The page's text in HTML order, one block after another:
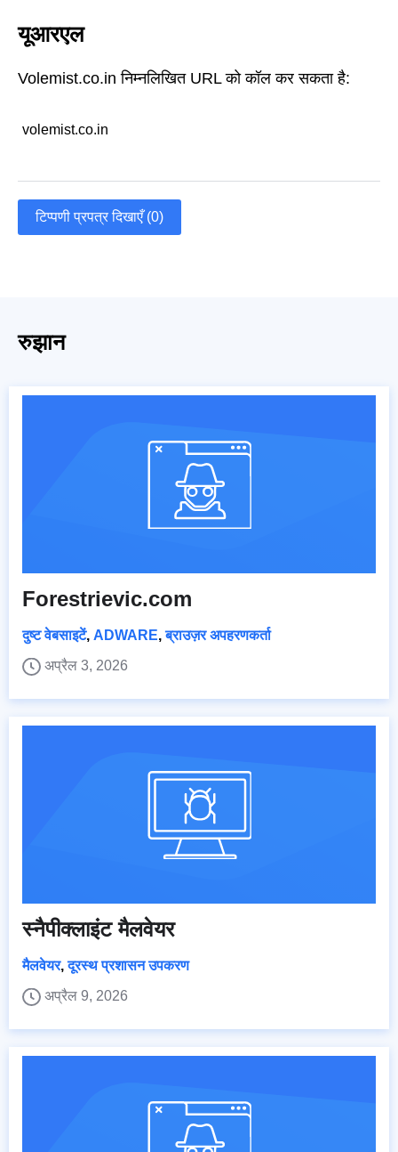
यूआरएल
Volemist.co.in निम्नलिखित URL को कॉल कर सकता है:
volemist.co.in
टिप्पणी प्रपत्र दिखाएँ (0)
रुझान
Forestrievic.com
दुष्ट वेबसाइटें, ADWARE,ब्राउज़र अपहरणकर्ता
अप्रैल 3, 2026
स्नैपीक्लाइंट मैलवेयर
मैलवेयर,दूरस्थ प्रशासन उपकरण
अप्रैल 9, 2026